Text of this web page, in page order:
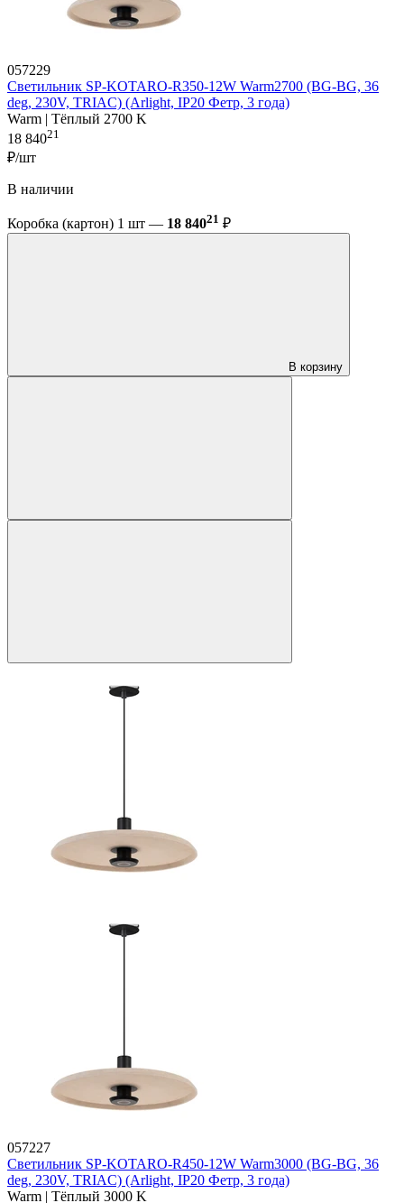
057229
Светильник SP-KOTARO-R350-12W Warm2700 (BG-BG, 36
deg, 230V, TRIAC) (Arlight, IP20 Фетр, 3 года)
Warm | Тёплый 2700 K
18 84021
₽/шт
В наличии
Коробка (картон) 1 шт — 18 84021 ₽
В корзину
057227
Светильник SP-KOTARO-R450-12W Warm3000 (BG-BG, 36
deg, 230V, TRIAC) (Arlight, IP20 Фетр, 3 года)
Warm | Тёплый 3000 K